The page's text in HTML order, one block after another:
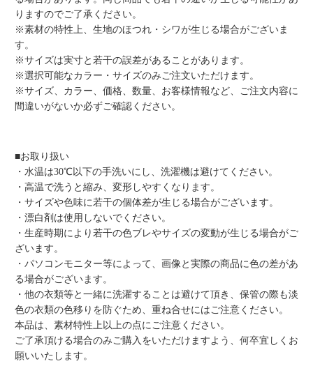
りますのでご了承ください。
※素材の特性上、生地のほつれ・シワが生じる場合がございま
す。
※サイズは実寸と若干の誤差があることがあります。
※選択可能なカラー・サイズのみご注文いただけます。
※サイズ、カラー、価格、数量、お客様情報など、ご注文内容に
間違いがないか必ずご確認ください。
■お取り扱い
・水温は30℃以下の手洗いにし、洗濯機は避けてください。
・高温で洗うと縮み、変形しやすくなります。
・サイズや色味に若干の個体差が生じる場合がございます。
・漂白剤は使用しないでください。
・生産時期により若干の色ブレやサイズの変動が生じる場合がご
ざいます。
・パソコンモニター等によって、画像と実際の商品に色の差があ
る場合がございます。
・他の衣類等と一緒に洗濯することは避けて頂き、保管の際も淡
色の衣類の色移りを防ぐため、重ね合せにはご注意ください。
本品は、素材特性上以上の点にご注意ください。
ご了承頂ける場合のみご購入をいただけますよう、何卒宜しくお
願いいたします。